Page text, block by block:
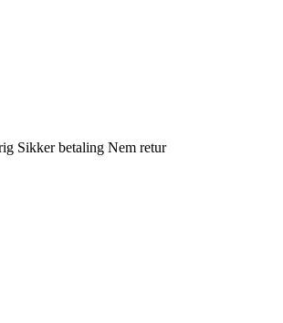
Sikker betaling Nem retur